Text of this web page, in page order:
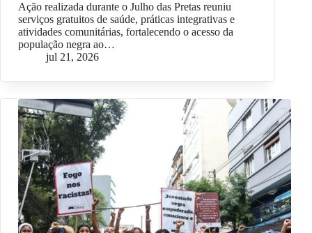
Ação realizada durante o Julho das Pretas reuniu
serviços gratuitos de saúde, práticas integrativas e
atividades comunitárias, fortalecendo o acesso da
população negra ao…
jul 21, 2026